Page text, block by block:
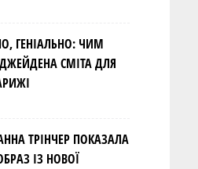
ГЕНІАЛЬНО: ЧИМ
СМІТА ДЛЯ
ТРІНЧЕР ПОКАЗАЛА
ІЗ НОВОЇ